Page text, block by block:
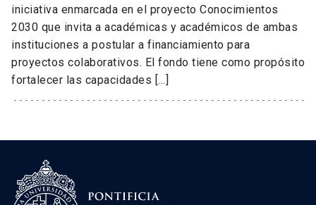
iniciativa enmarcada en el proyecto Conocimientos
2030 que invita a académicas y académicos de ambas
instituciones a postular a financiamiento para
proyectos colaborativos. El fondo tiene como propósito
fortalecer las capacidades […]